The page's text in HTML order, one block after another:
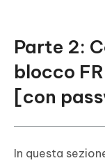
Parte 2:
blocco
[con
In questa